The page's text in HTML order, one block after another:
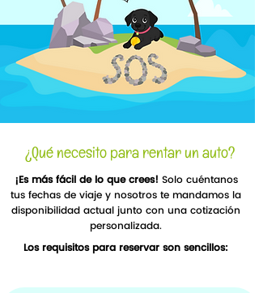
¿Qué necesito para rentar un auto?
¡Es más fácil de lo que crees! Solo cuéntanos
tus fechas de viaje y nosotros te mandamos la
disponibilidad actual junto con una cotización
personalizada.
Los requisitos para reservar son sencillos: